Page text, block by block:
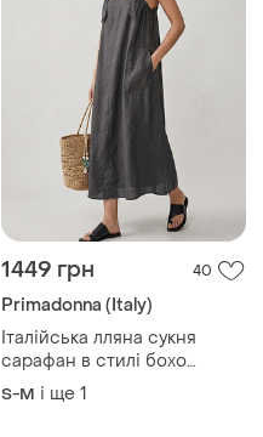
1449 грн 40
Primadonna (Italy)
Італійська лляна сукня
сарафан в стилі бохо
оверсайз графіт сукня льон
італія
S-M і ще 1